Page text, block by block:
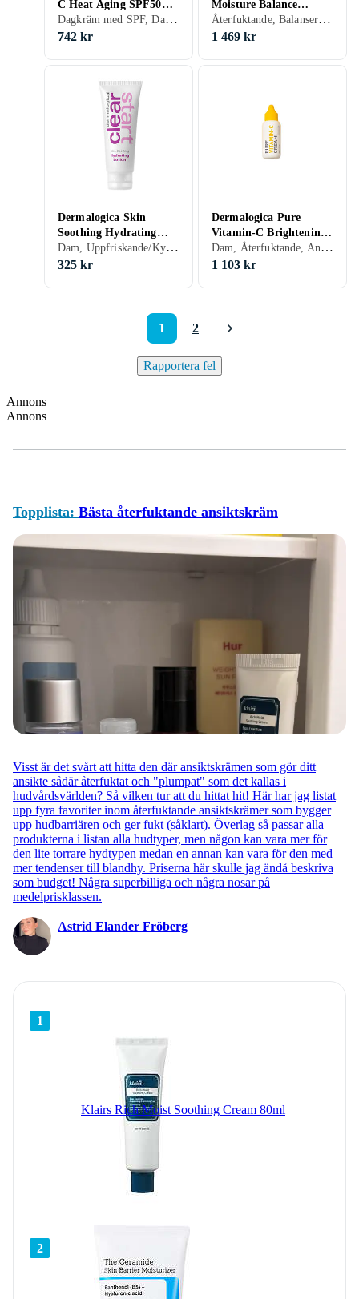
C Heat Aging SPF50
Protector 50ml
Dagkräm med SPF, Dam, Mjukgörande, Återfuktande, Mogen
742 kr
Moisture Balance
Fuktkräm 100ml
Återfuktande, Balanserande
1 469 kr
Dermalogica Skin
Soothing Hydrating
Lotion 59ml
Dam, Uppfriskande/Kylande, Återfuktande, Lugnande
325 kr
Dermalogica Pure
Vitamin-C Brightening
Firming Fuktkräm 50gDam, Återfuktande, Antioxidant, Uppstramande, Upplysande
1 103 kr
1 2
Rapportera fel
Annons
Annons
Topplista: Bästa återfuktande ansiktskräm
Visst är det svårt att hitta den där ansiktskrämen som gör ditt
ansikte sådär återfuktat och "plumpat" som det kallas i
hudvårdsvärlden? Så vilken tur att du hittat hit! Här har jag listat
upp fyra favoriter inom återfuktande ansiktskrämer som bygger
upp hudbarriären och ger fukt (såklart). Överlag så passar alla
produkterna i listan alla hudtyper, men någon kan vara mer för
den lite torrare hydtypen medan en annan kan vara för den med
mer tendenser till blandhy. Priserna här skulle jag ändå beskriva
som budget! Några superbilliga och några nosar på
medelprisklassen.
Astrid Elander Fröberg
1
Klairs Rich Moist Soothing Cream 80ml
2